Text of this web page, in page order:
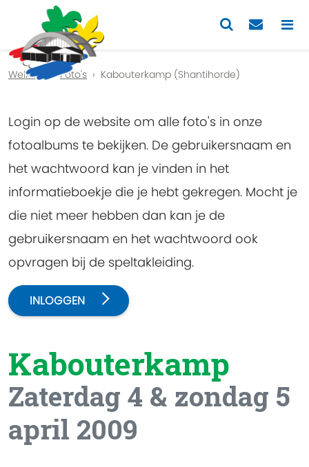
Previous
Welkom Foto's Kabouterkamp (Shantihorde)
Login op de website om alle foto's in onze
fotoalbums te bekijken. De gebruikersnaam en
het wachtwoord kan je vinden in het
informatieboekje die je hebt gekregen. Mocht je
die niet meer hebben dan kan je de
gebruikersnaam en het wachtwoord ook
opvragen bij de speltakleiding.
INLOGGEN
Kabouterkamp
Zaterdag 4 & zondag 5
april 2009